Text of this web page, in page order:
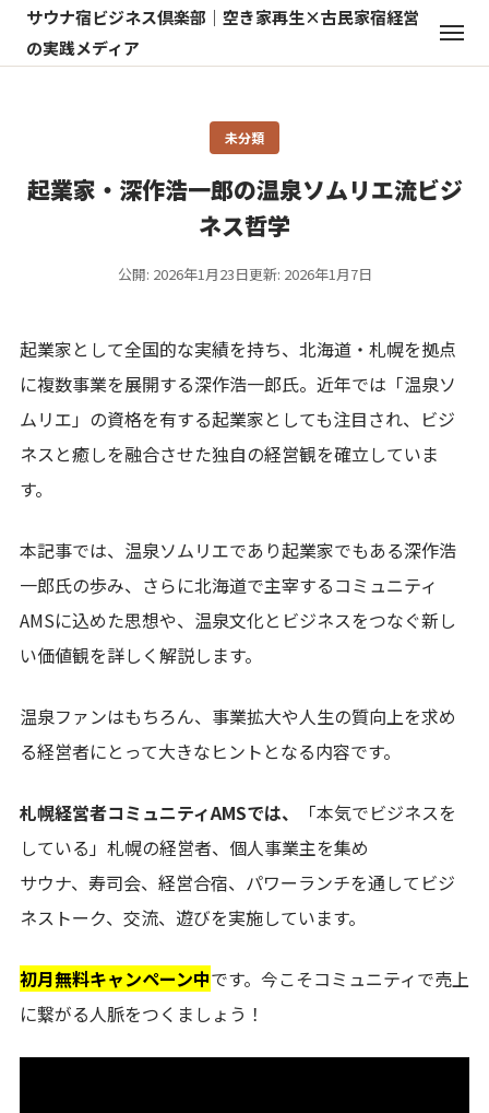
サウナ宿ビジネス倶楽部｜空き家再生×古民家宿経営
の実践メディア
未分類
起業家・深作浩一郎の温泉ソムリエ流ビジ
ネス哲学
公開: 2026年1月23日更新: 2026年1月7日
起業家として全国的な実績を持ち、北海道・札幌を拠点
に複数事業を展開する深作浩一郎氏。近年では「温泉ソ
ムリエ」の資格を有する起業家としても注目され、ビジ
ネスと癒しを融合させた独自の経営観を確立していま
す。
本記事では、温泉ソムリエであり起業家でもある深作浩
一郎氏の歩み、さらに北海道で主宰するコミュニティ
AMSに込めた思想や、温泉文化とビジネスをつなぐ新し
い価値観を詳しく解説します。
温泉ファンはもちろん、事業拡大や人生の質向上を求め
る経営者にとって大きなヒントとなる内容です。
札幌経営者コミュニティAMSでは、
「本気でビジネスを
している」札幌の経営者、個人事業主を集め
サウナ、寿司会、経営合宿、パワーランチを通してビジ
ネストーク、交流、遊びを実施しています。
初月無料キャンペーン中です。今こそコミュニティで売上
に繋がる人脈をつくましょう！